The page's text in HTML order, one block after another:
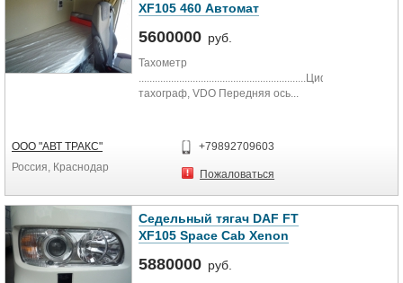
XF105 460 Автомат
5600000 руб.
Тахометр
..............................................................Цифровой
тахограф, VDO Передняя ось...
ООО "АВТ ТРАКС"
Россия, Краснодар
+79892709603
Пожаловаться
Седельный тягач DAF FT
XF105 Space Cab Xenon
5880000 руб.